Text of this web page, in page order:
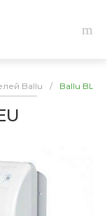
Ballu / Ballu